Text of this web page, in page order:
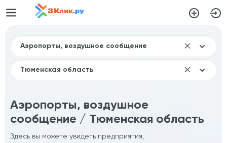
Аэропорты, воздушное
сообщение / Тюменская область
Здесь вы можете увидеть предприятия,